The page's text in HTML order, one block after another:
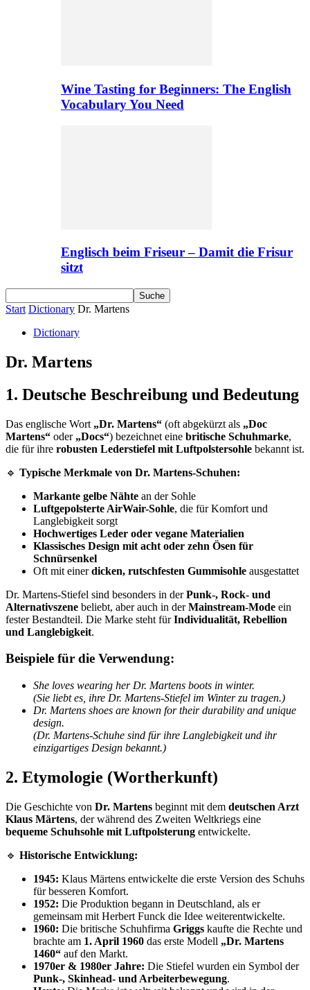
Wine Tasting for Beginners: The English
Vocabulary You Need
Englisch beim Friseur – Damit die Frisur
sitzt
Start Dictionary Dr. Martens
Dictionary
Dr. Martens
1. Deutsche Beschreibung und Bedeutung
Das englische Wort „Dr. Martens“ (oft abgekürzt als „Doc
Martens“ oder „Docs“) bezeichnet eine britische Schuhmarke,
die für ihre robusten Lederstiefel mit Luftpolstersohle bekannt ist.
🔹 Typische Merkmale von Dr. Martens-Schuhen:
Markante gelbe Nähte an der Sohle
Luftgepolsterte AirWair-Sohle, die für Komfort und
Langlebigkeit sorgt
Hochwertiges Leder oder vegane Materialien
Klassisches Design mit acht oder zehn Ösen für
Schnürsenkel
Oft mit einerdicken, rutschfesten Gummisohle ausgestattet
Dr. Martens-Stiefel sind besonders in derPunk-, Rock- und
Alternativszene beliebt, aber auch in derMainstream-Mode ein
fester Bestandteil. Die Marke steht fürIndividualität, Rebellion
und Langlebigkeit.
Beispiele für die Verwendung:
She loves wearing her Dr. Martens boots in winter.
(Sie liebt es, ihre Dr. Martens-Stiefel im Winter zu tragen.)
Dr. Martens shoes are known for their durability and unique
design.
(Dr. Martens-Schuhe sind für ihre Langlebigkeit und ihr
einzigartiges Design bekannt.)
2. Etymologie (Wortherkunft)
Die Geschichte von Dr. Martens beginnt mit dem deutschen Arzt
Klaus Märtens, der während des Zweiten Weltkriegs eine
bequeme Schuhsohle mit Luftpolsterung entwickelte.
🔹 Historische Entwicklung:
1945: Klaus Märtens entwickelte die erste Version des Schuhs
für besseren Komfort.
1952: Die Produktion begann in Deutschland, als er
gemeinsam mit Herbert Funck die Idee weiterentwickelte.
1960: Die britische Schuhfirma Griggs kaufte die Rechte und
brachte am 1. April 1960 das erste Modell „Dr. Martens
1460“ auf den Markt.
1970er & 1980er Jahre: Die Stiefel wurden ein Symbol der
Punk-, Skinhead- und Arbeiterbewegung.